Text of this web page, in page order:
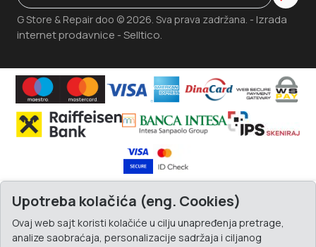
G Store & Repair doo © 2026. Sva prava zadržana. - Izrada
internet prodavnice - Selltico.
Upotreba kolačića (eng. Cookies)
Ovaj web sajt koristi kolačiće u cilju unapređenja pretrage,
analize saobraćaja, personalizacije sadržaja i ciljanog